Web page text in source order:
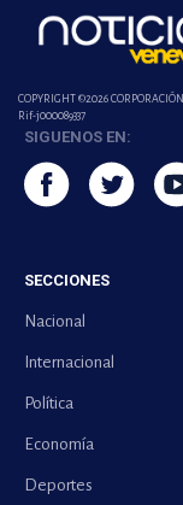
COPYRIGHT ©2026
Rif-j000089337
SIGUENOS EN:
SECCIONES
Nacional
Internacional
Política
Economía
Deportes